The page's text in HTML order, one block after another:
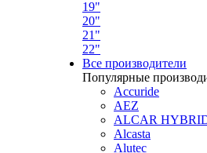
19"
20"
21"
22"
Все производители
Популярные
Accuride
AEZ
ALCAR
Alcasta
Alutec